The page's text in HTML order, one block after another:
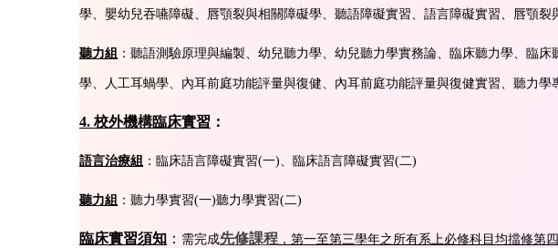
學、嬰幼兒吞嚥障礙、唇顎裂與相關障礙學、聽語障礙實習、語言障礙實習、唇顎裂
聽力組 ： 聽語測驗原理與編製、幼兒聽力學、幼兒聽力學實務論、臨床聽力學、臨
學、人工耳蝸學、內耳前庭功能評量與復健、內耳前庭功能評量與復健實習、聽力
4. 校外機構臨床實習 ：
語言治療組 ：臨床語言障礙實習(一)、臨床語言障礙實習(二)
聽力組 ：聽力學實習(一)聽力學實習(二)
臨床實習須知 ： 需完成先修課程 ，第一至第三學年之所有系上必修科目均擋修第